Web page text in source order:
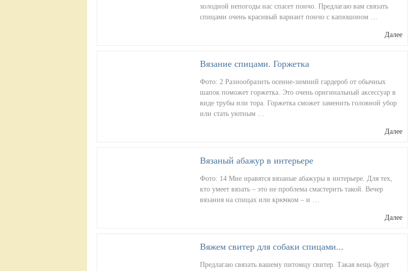
холодной непогоды нас спасет пончо. Предлагаю вам связать
спицами очень красивый вариант пончо с капюшоном …
Далее
Вязание спицами. Горжетка
Фото: 2 Разнообразить осенне-зимний гардероб от обычных
шапок поможет горжетка. Это очень оригинальный аксессуар в
виде трубы или тора. Горжетка сможет заменить головной убор
или стать уютным …
Далее
Вязаный абажур в интерьере
Фото: 14 Мне нравятся вязаные абажуры в интерьере. Для тех,
кто умеет вязать – это не проблема смастерить такой. Вечер
вязания на спицах или крючком – и …
Далее
Вяжем свитер для собаки спицами...
Предлагаю связать вашему питомцу свитер. Такая вещь будет